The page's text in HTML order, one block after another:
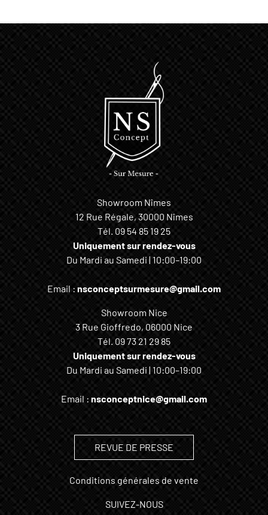
Showroom Nîmes
12 Rue Régale, 30000 Nîmes
Tél. 09 54 85 19 25
Uniquement sur rendez-vous
Du Mardi au Samedi | 10:00–19:00
Email : nsconceptsurmesure@gmail.com
Showroom Nice
3 Rue Gioffredo, 06000 Nice
Tél. 09 73 21 29 85
Uniquement sur rendez-vous
Du Mardi au Samedi | 10:00–19:00
Email : nsconceptnice@gmail.com
REVUE DE PRESSE
Conditions générales de vente
SUIVEZ-NOUS